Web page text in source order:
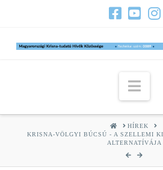
HOMEHÍREK
KRISNA-VÖLGYI BÚCSÚ - A SZELLEMI
ALTERNATÍVÁJA